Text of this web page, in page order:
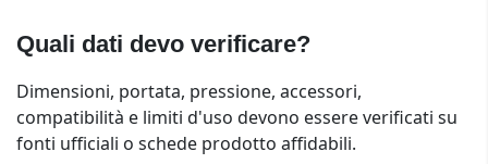
Quali dati devo verificare?
Dimensioni, portata, pressione, accessori,
compatibilità e limiti d'uso devono essere verificati su
fonti ufficiali o schede prodotto affidabili.